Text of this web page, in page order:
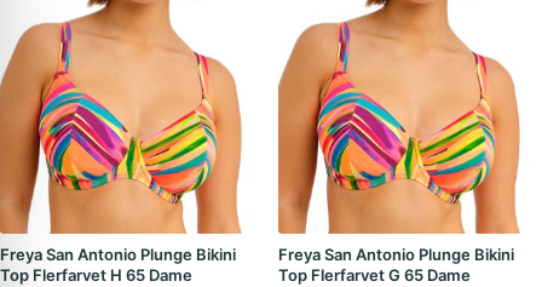
Freya San Antonio Plunge Bikini
Top Flerfarvet H 65 Dame
Freya San Antonio Plunge Bikini
Top Flerfarvet G 65 Dame